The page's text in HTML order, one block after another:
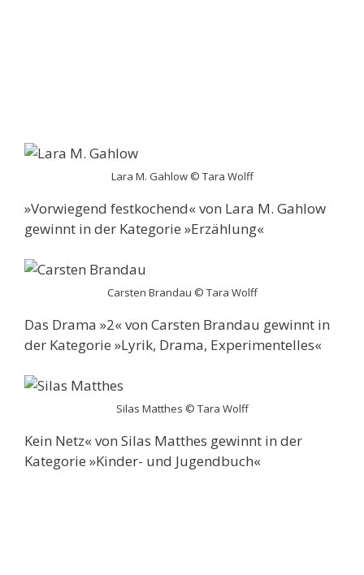
Lara M. Gahlow © Tara Wolff
»Vorwiegend festkochend« von Lara M. Gahlow
gewinnt in der Kategorie »Erzählung«
Carsten Brandau © Tara Wolff
Das Drama »2« von Carsten Brandau gewinnt in
der Kategorie »Lyrik, Drama, Experimentelles«
Silas Matthes © Tara Wolff
Kein Netz« von Silas Matthes gewinnt in der
Kategorie »Kinder- und Jugendbuch«